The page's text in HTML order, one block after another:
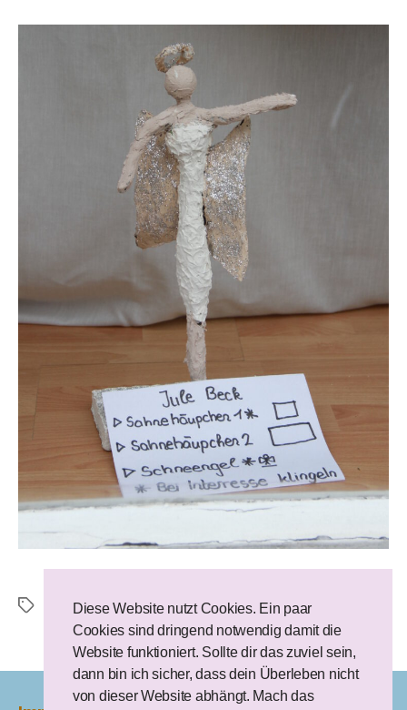
Schlagwörter
Marmorstaub,Sahnehäubchen,Schneeengel
Diese Website nutzt Cookies. Ein paar
Cookies sind dringend notwendig damit die
Website funktioniert. Sollte dir das zuviel sein,
dann bin ich sicher, dass dein Überleben nicht
von dieser Website abhängt. Mach das